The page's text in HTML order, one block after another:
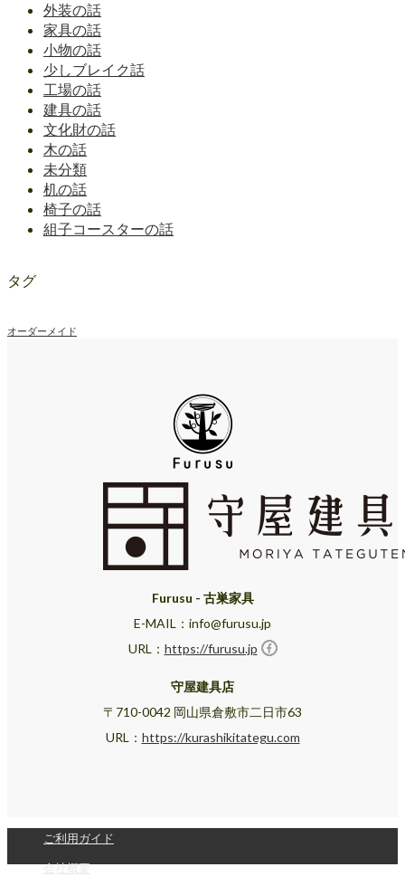
外装の話
家具の話
小物の話
少しブレイク話
工場の話
建具の話
文化財の話
木の話
未分類
机の話
椅子の話
組子コースターの話
タグ
オーダーメイド
Furusu - 古巣家具
E-MAIL：info@furusu.jp
URL： https://furusu.jp
守屋建具店
〒710-0042 岡山県倉敷市二日市63
URL： https://kurashikitategu.com
ご利用ガイド
会社概要